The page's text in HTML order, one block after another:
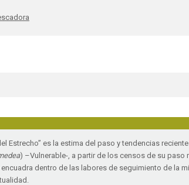
Estrecho” es la estima del paso y tendencias
) –Vulnerable-, a partir de los censos de su
dentro de las labores de seguimiento de la